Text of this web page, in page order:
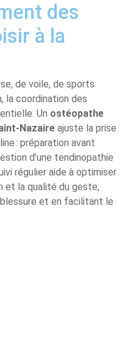
des
à la
de voile, de sports
la coordination des
Un ostéopathe
Nazaire ajuste la prise
: préparation avant
d’une tendinopathie
régulier aide à optimiser
et la qualité du geste,
et en facilitant le